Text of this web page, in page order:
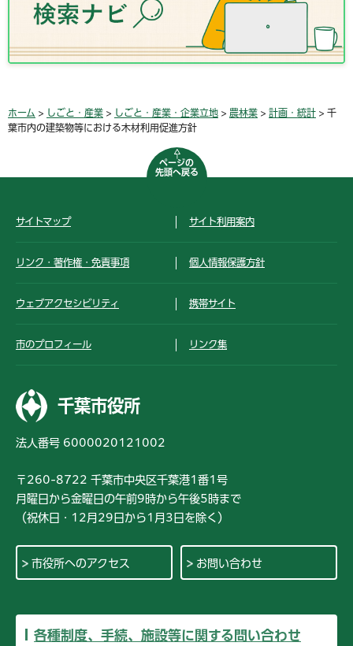
ホーム > しごと・産業 > しごと・産業・企業立地 > 農林業 > 計画・統計 > 千
葉市内の建築物等における木材利用促進方針
ページの
先頭へ戻る
サイトマップ サイト利用案内
リンク・著作権・免責事項 個人情報保護方針
ウェブアクセシビリティ 携帯サイト
市のプロフィール リンク集
千葉市役所
法人番号 6000020121002
〒260-8722 千葉市中央区千葉港1番1号
月曜日から金曜日の午前9時から午後5時まで
（祝休日・12月29日から1月3日を除く）
市役所へのアクセス お問い合わせ
各種制度、手続、施設等に関する問い合わせ